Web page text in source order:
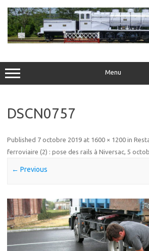
content
Menu
DSCN0757
Published 7 octobre 2019 at 1600 × 1200 in
ferroviaire (2) : pose des rails à Niversac, 5
← Previous